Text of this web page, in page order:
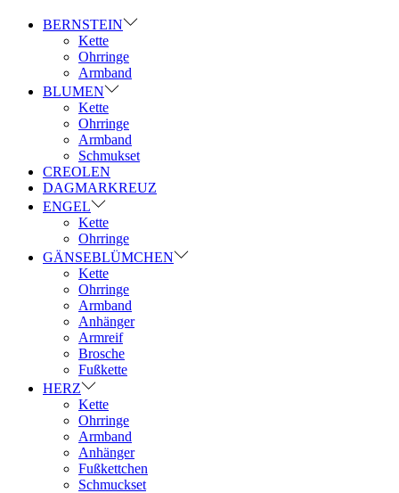
BERNSTEIN
Kette
Ohrringe
Armband
BLUMEN
Kette
Ohrringe
Armband
Schmukset
CREOLEN
DAGMARKREUZ
ENGEL
Kette
Ohrringe
GÄNSEBLÜMCHEN
Kette
Ohrringe
Armband
Anhänger
Armreif
Brosche
Fußkette
HERZ
Kette
Ohrringe
Armband
Anhänger
Fußkettchen
Schmuckset